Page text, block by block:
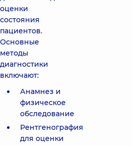
оценки
состояния
пациентов.
Основные
методы
диагностики
включают:
Анамнез и
физическое
обследование
Рентгенография
для оценки